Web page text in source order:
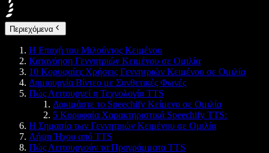
Περιεχόμενα
Η Εποχή του Μιλούντος Κειμένου
Κατανόηση Γεννητριών Κειμένου σε Ομιλία
10 Κορυφαίες Χρήσεις Γεννητριών Κειμένου σε Ομιλία
Δημιουργία Βίντεο με Συνθετικές Φωνές
Πώς Λειτουργεί η Τεχνολογία TTS
Δοκιμάστε το Speechify Κείμενο σε Ομιλία
5 Κορυφαία Χαρακτηριστικά Speechify TTS:
Η Σημασία των Γεννητριών Κειμένου σε Ομιλία
Λήψη Ήχου από TTS
Πώς Λειτουργούν τα Προγράμματα TTS